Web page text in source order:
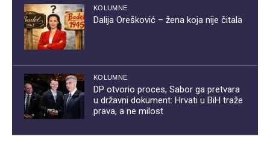
KOLUMNE
Dalija Orešković – žena koja nije čitala
KOLUMNE
DP otvorio proces, Sabor ga pretvara
u državni dokument: Hrvati u BiH traže
prava, a ne milost